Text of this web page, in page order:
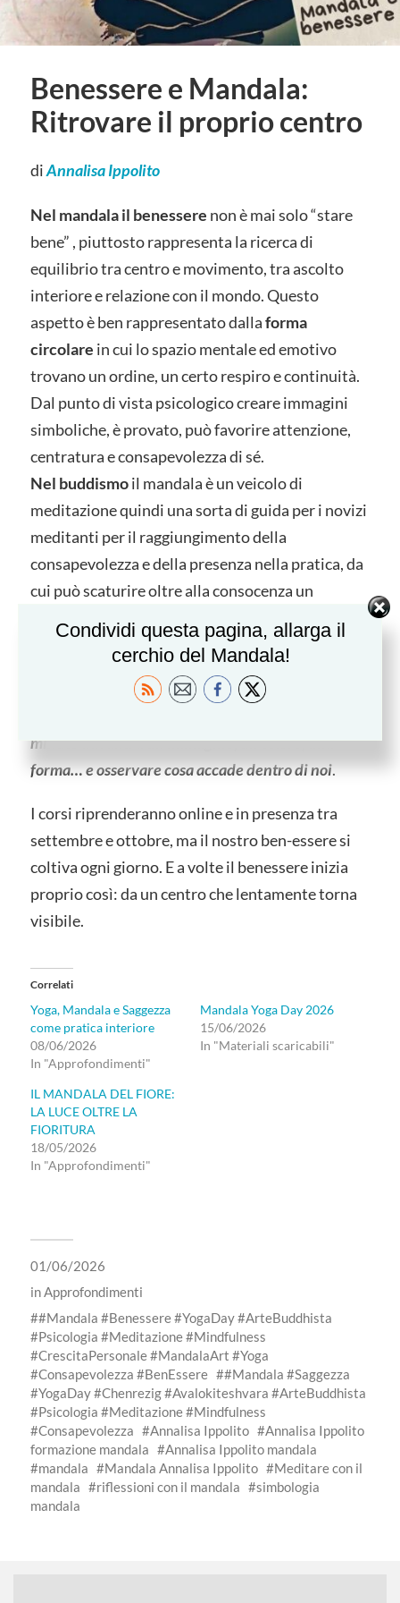
Benessere e Mandala:
Ritrovare il proprio centro
diAnnalisa Ippolito
Nel mandala il benessere non è mai solo “stare
bene” , piuttosto rappresenta la ricerca di
equilibrio tra centro e movimento, tra ascolto
interiore e relazione con il mondo. Questo
aspetto è ben rappresentato dallaforma
circolare in cui lo spazio mentale ed emotivo
trovano un ordine, un certo respiro e continuità.
Dal punto di vista psicologico creare immagini
simboliche, è provato, può favorire attenzione,
centratura e consapevolezza di sé.
Nel buddismoil mandala è un veicolo di
meditazione quindi una sorta di guida per i novizi
meditanti per il raggiungimento della
consapevolezza e della presenza nella pratica, da
cui può scaturire oltre alla consocenza un
Nel mese di giugno si celebra laGiornata
Internazionale dello Yoga e, con mandala.click,
minuto davanti a un’immagine, un colore, una
forma… e osservare cosa accade dentro di noi.
I corsi riprenderanno online e in presenza tra
settembre e ottobre, ma il nostro ben-essere si
coltiva ogni giorno. E a volte il benessere inizia
proprio così: da un centro che lentamente torna
visibile.
Correlati
Yoga, Mandala e Saggezza
come pratica interiore
08/06/2026
In "Approfondimenti"
Mandala Yoga Day 2026
15/06/2026
In "Materiali scaricabili"
IL MANDALA DEL FIORE:
LA LUCE OLTRE LA
FIORITURA
18/05/2026
In "Approfondimenti"
01/06/2026
inApprofondimenti
#Mandala #Benessere #YogaDay #ArteBuddhista
#Psicologia #Meditazione #Mindfulness
#CrescitaPersonale #MandalaArt #Yoga
#Consapevolezza #BenEssere
#Mandala #Saggezza
#YogaDay #Chenrezig #Avalokiteshvara #ArteBuddhista
#Psicologia #Meditazione #Mindfulness
#Consapevolezza
Annalisa Ippolito
Annalisa Ippolito
formazione mandala
Annalisa Ippolito mandala
mandala
Mandala Annalisa Ippolito
Meditare con il
mandala
riflessioni con il mandala
simbologia
mandala
Condividi questa pagina, allarga il
cerchio del Mandala!